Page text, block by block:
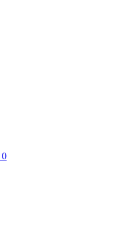
0